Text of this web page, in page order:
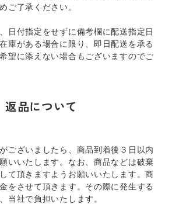
ご了承ください。
日付指定をせずに備考欄に配送指定日
庫がある場合に限り、即日配送を承る
望に添えない場合もございますのでご
返品について
ございましたら、商品到着後３日以内
いいたします。なお、商品などは破棄
て頂きますようお願いいたします。商
をさせて頂きます。その際に発生する
当社で負担いたします。